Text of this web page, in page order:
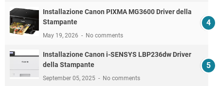
Installazione Canon PIXMA MG3600 Driver della
Stampante
May 19, 2026 No comments
Installazione Canon i-SENSYS LBP236dw Driver
della Stampante
September 05, 2025 No comments